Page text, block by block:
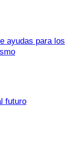
ayudas para los
futuro